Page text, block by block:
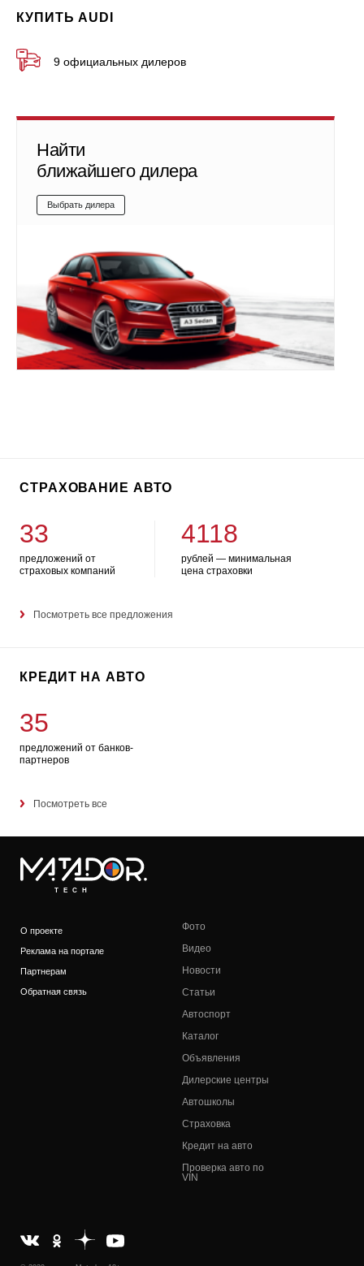
КУПИТЬ AUDI
9 официальных дилеров
Найти
ближайшего дилера
Выбрать дилера
СТРАХОВАНИЕ АВТО
33
предложений от
страховых компаний
4118
рублей — минимальная
цена страховки
Посмотреть все предложения
КРЕДИТ НА АВТО
35
предложений от банков-
партнеров
Посмотреть все
TECH
О проекте
Реклама на портале
Партнерам
Обратная связь
Фото
Видео
Новости
Статьи
Автоспорт
Каталог
Объявления
Дилерские центры
Автошколы
Страховка
Кредит на авто
Проверка авто по
VIN